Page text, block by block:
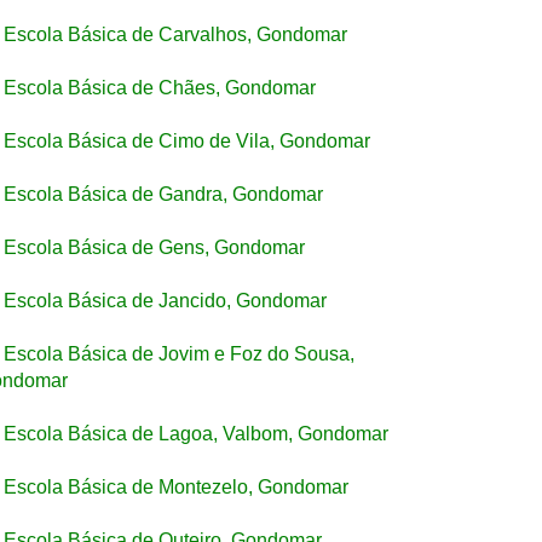
Escola Básica de Carvalhos, Gondomar
Escola Básica de Chães, Gondomar
Escola Básica de Cimo de Vila, Gondomar
Escola Básica de Gandra, Gondomar
Escola Básica de Gens, Gondomar
Escola Básica de Jancido, Gondomar
Escola Básica de Jovim e Foz do Sousa,
Escola Básica de Lagoa, Valbom, Gondomar
Escola Básica de Montezelo, Gondomar